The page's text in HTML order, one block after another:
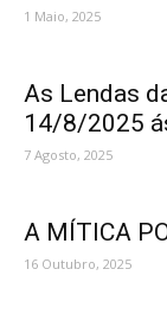
1 Maio, 2025
As Lendas
14/8/2025
7 Agosto, 2025
A MÍTICA
16 Outubro, 2025